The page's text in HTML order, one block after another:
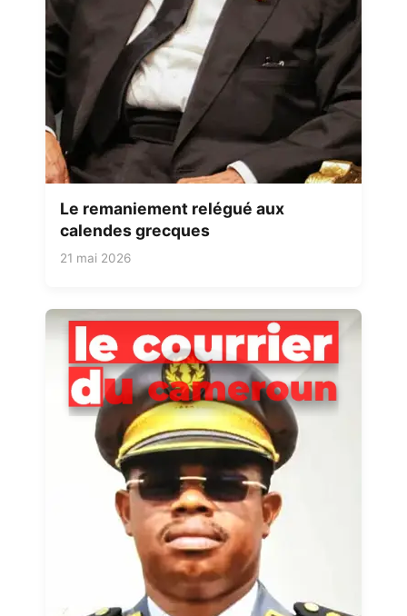
Le remaniement relégué aux
calendes grecques
21 mai 2026